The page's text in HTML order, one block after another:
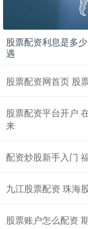
股票配资利息是多
遇
股票配资网首页 股
股票配资平台开户
来
配资炒股新手入门
九江股票配资 珠海
股票账户怎么配资